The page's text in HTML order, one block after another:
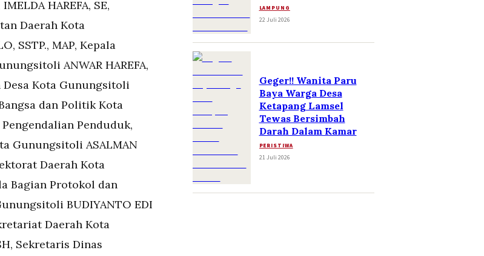
LAMPUNG
22 Juli 2026
Geger!! Wanita Paru
Baya Warga Desa
Ketapang Lamsel
Tewas Bersimbah
Darah Dalam Kamar
PERISTIWA
21 Juli 2026